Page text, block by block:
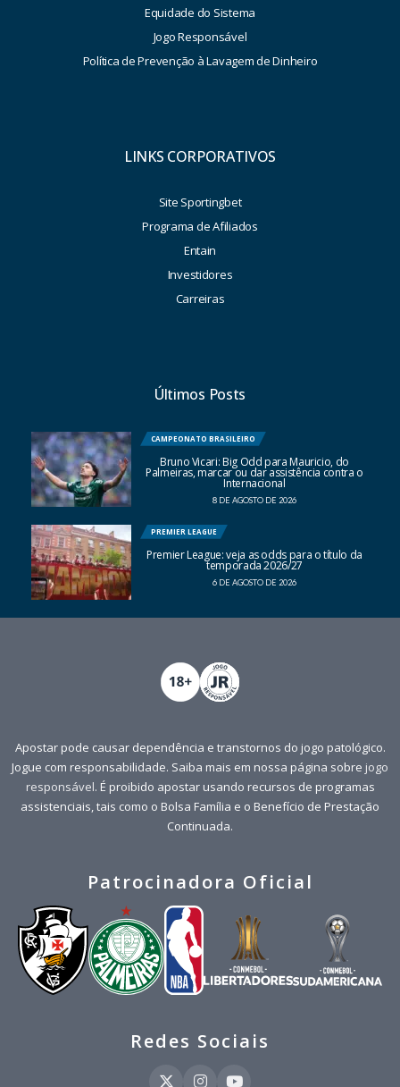
Equidade do Sistema
Jogo Responsável
Política de Prevenção à Lavagem de Dinheiro
LINKS CORPORATIVOS
Site Sportingbet
Programa de Afiliados
Entain
Investidores
Carreiras
Últimos Posts
CAMPEONATO BRASILEIRO
Bruno Vicari: Big Odd para Mauricio, do
Palmeiras, marcar ou dar assistência contra o
Internacional
8 DE AGOSTO DE 2026
PREMIER LEAGUE
Premier League: veja as odds para o título da
temporada 2026/27
6 DE AGOSTO DE 2026
Apostar pode causar dependência e transtornos do jogo patológico.
Jogue com responsabilidade. Saiba mais em nossa página sobre jogo
responsável. É proibido apostar usando recursos de programas
assistenciais, tais como o Bolsa Família e o Benefício de Prestação
Continuada.
Patrocinadora Oficial
Redes Sociais